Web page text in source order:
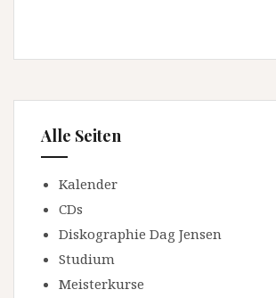
Alle Seiten
Kalender
CDs
Diskographie Dag Jensen
Studium
Meisterkurse